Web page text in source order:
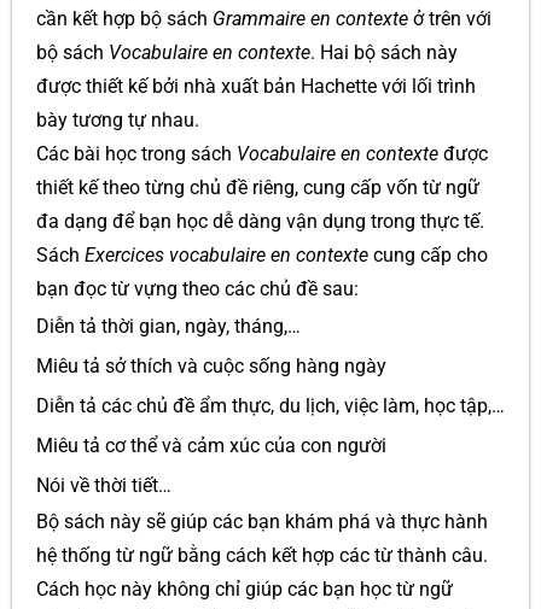
cần kết hợp bộ sách Grammaire en contexte ở trên với
bộ sách Vocabulaire en contexte. Hai bộ sách này
được thiết kế bởi nhà xuất bản Hachette với lối trình
bày tương tự nhau.
Các bài học trong sách Vocabulaire en contexte được
thiết kế theo từng chủ đề riêng, cung cấp vốn từ ngữ
đa dạng để bạn học dễ dàng vận dụng trong thực tế.
Sách Exercices vocabulaire en contexte cung cấp cho
bạn đọc từ vựng theo các chủ đề sau:
Diễn tả thời gian, ngày, tháng,…
Miêu tả sở thích và cuộc sống hàng ngày
Diễn tả các chủ đề ẩm thực, du lịch, việc làm, học tập,…
Miêu tả cơ thể và cảm xúc của con người
Nói về thời tiết…
Bộ sách này sẽ giúp các bạn khám phá và thực hành
hệ thống từ ngữ bằng cách kết hợp các từ thành câu.
Cách học này không chỉ giúp các bạn học từ ngữ